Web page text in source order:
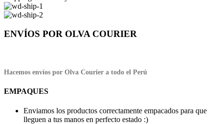
ENVÍOS POR OLVA COURIER
Hacemos envíos por Olva Courier a todo el Perú
EMPAQUES
Enviamos los productos correctamente empacados para que
lleguen a tus manos en perfecto estado :)